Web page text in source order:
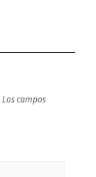
Los campos